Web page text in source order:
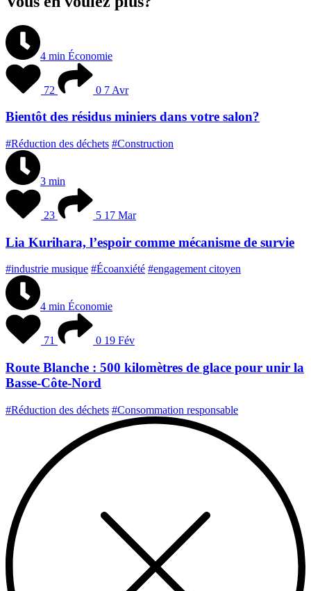
4 min Économie
72 0 7 Avr
Bientôt des résidus miniers dans votre salon?
#Réduction des déchets #Construction
3 min
23 5 17 Mar
Lia Kurihara, l’espoir comme mécanisme de survie
#industrie musique #Écoanxiété #engagement citoyen
4 min Économie
71 0 19 Fév
Route Blanche : 500 kilomètres de glace pour unir la
Basse-Côte-Nord
#Réduction des déchets #Consommation responsable